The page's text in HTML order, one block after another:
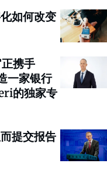
如何改变
携手
一家银行
的独家专
提交报告